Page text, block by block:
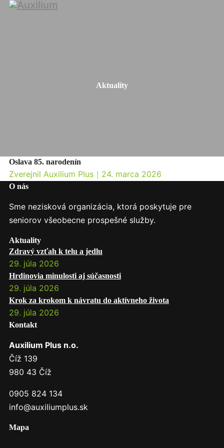
Aktuality
Oslava 85. narodenín
Zverejnil Auxilium Plus｜ 24. marca 2026
O nás
Sme nezisková organizácia, ktorá poskytuje pre
seniorov všeobecne prospešné služby.
Aktuality
Zdravý vzťah k telu a jedlu
29. júla 2026
Hrdinovia minulosti aj súčasnosti
29. júla 2026
Krok za krokom k návratu do aktívneho života
29. júla 2026
Kontakt
Auxilium Plus n.o.
Číž 139
980 43 Číž
0905 824 134
info@auxiliumplus.sk
Mapa